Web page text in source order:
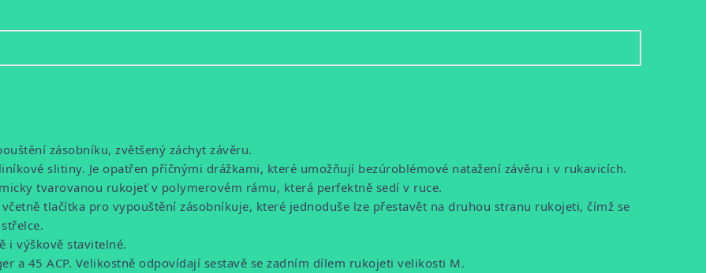
zásobníku, zvětšený záchyt závěru.
slitiny. Je opatřen příčnými drážkami, které umožňují bezúroblémové natažení závěru i v rukavicích.
tvarovanou rukojeť v polymerovém rámu, která perfektně sedí v ruce.
tlačítka pro vypouštění zásobníkuje, které jednoduše lze přestavět na druhou stranu rukojeti, čímž se
i výškově stavitelné.
a 45 ACP. Velikostně odpovídají sestavě se zadním dílem rukojeti velikosti M.